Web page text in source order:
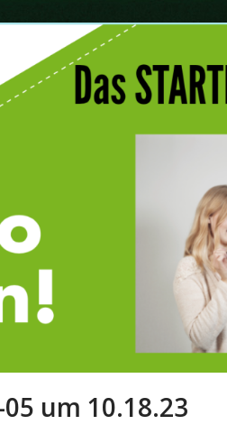
um 10.18.23